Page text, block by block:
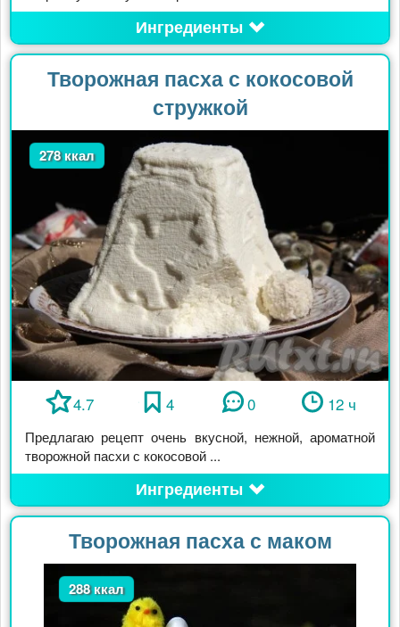
Ингредиенты
Творожная пасха с кокосовой
стружкой
278 ккал
4.7 4 0 12 ч
Предлагаю рецепт очень вкусной, нежной, ароматной
творожной пасхи с кокосовой ...
Ингредиенты
Творожная пасха с маком
288 ккал